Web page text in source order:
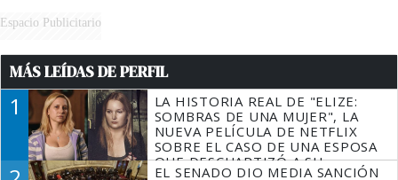
Espacio Publicitario
MÁS LEÍDAS DE PERFIL
1
LA HISTORIA REAL DE "ELIZE:
SOMBRAS DE UNA MUJER", LA
NUEVA PELÍCULA DE NETFLIX
SOBRE EL CASO DE UNA ESPOSA
QUE DESCUARTIZÓ A SU
MARIDO
EL SENADO DIO MEDIA SANCIÓN